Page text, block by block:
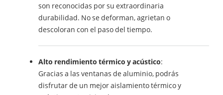
son reconocidas por su extraordinaria
durabilidad. No se deforman, agrietan o
descoloran con el paso del tiempo.
Alto rendimiento térmico y acústico:
Gracias a las ventanas de aluminio, podrás
disfrutar de un mejor aislamiento térmico y